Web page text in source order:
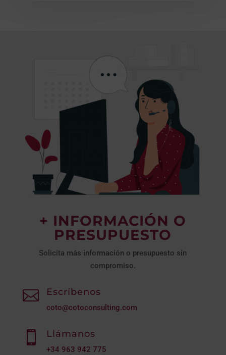
+ INFORMACIÓN O
PRESUPUESTO
Solicita más información o presupuesto sin
compromiso.
 Escríbenos
coto@cotoconsulting.com
 Llámanos
+34 963 942 775